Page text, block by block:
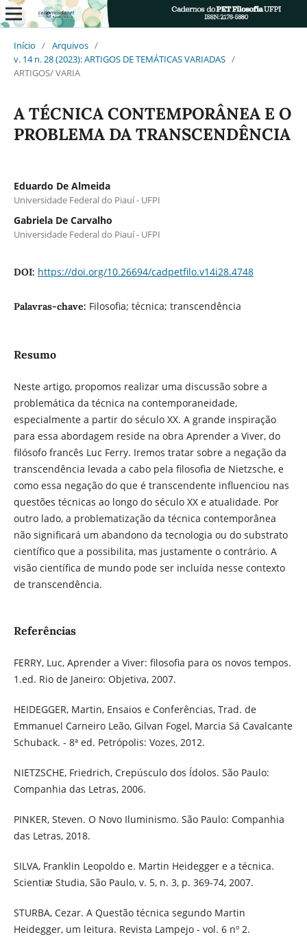
Início / Arquivos /
v. 14 n. 28 (2023): ARTIGOS DE TEMÁTICAS VARIADAS /
ARTIGOS/ VARIA
A TÉCNICA CONTEMPORÂNEA E O
PROBLEMA DA TRANSCENDÊNCIA
Eduardo De Almeida
Universidade Federal do Piauí - UFPI
Gabriela De Carvalho
Universidade Federal do Piauí - UFPI
DOI: https://doi.org/10.26694/cadpetfilo.v14i28.4748
Palavras-chave: Filosofia; técnica; transcendência
Resumo
Neste artigo, propomos realizar uma discussão sobre a
problemática da técnica na contemporaneidade,
especialmente a partir do século XX. A grande inspiração
para essa abordagem reside na obra Aprender a Viver, do
filósofo francês Luc Ferry. Iremos tratar sobre a negação da
transcendência levada a cabo pela filosofia de Nietzsche, e
como essa negação do que é transcendente influenciou nas
questões técnicas ao longo do século XX e atualidade. Por
outro lado, a problematização da técnica contemporânea
não significará um abandono da tecnologia ou do substrato
científico que a possibilita, mas justamente o contrário. A
visão científica de mundo pode ser incluída nesse contexto
de transcendência.
Referências
FERRY, Luc, Aprender a Viver: filosofia para os novos tempos.
1.ed. Rio de Janeiro: Objetiva, 2007.
HEIDEGGER, Martin, Ensaios e Conferências, Trad. de
Emmanuel Carneiro Leão, Gilvan Fogel, Marcia Sá Cavalcante
Schuback. - 8ª ed. Petrópolis: Vozes, 2012.
NIETZSCHE, Friedrich, Crepúsculo dos Ídolos. São Paulo:
Companhia das Letras, 2006.
PINKER, Steven. O Novo Iluminismo. São Paulo: Companhia
das Letras, 2018.
SILVA, Franklin Leopoldo e. Martin Heidegger e a técnica.
Scientiæ Studia, São Paulo, v. 5, n. 3, p. 369-74, 2007.
STURBA, Cezar. A Questão técnica segundo Martin
Heidegger, um leitura. Revista Lampejo - vol. 6 nº 2.